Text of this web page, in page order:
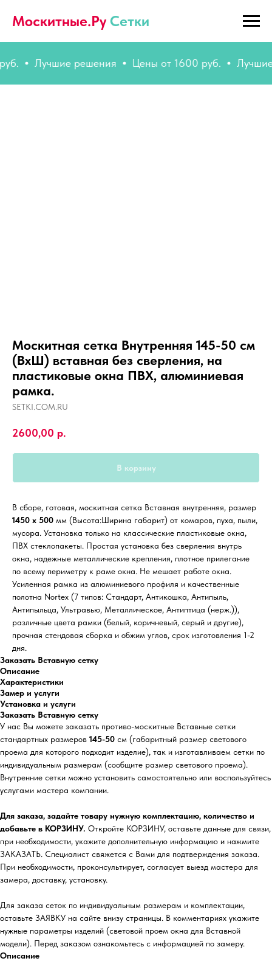
Москитные.Ру Сетки
Лучшие решения Цены от 1600 руб. Лучшие
Москитная сетка Внутренняя 145-50 см
(ВхШ) вставная без сверления, на
пластиковые окна ПВХ, алюминиевая
рамка.
SETKI.COM.RU
2600,00 р.
В корзину
В сборе, готовая, москитная сетка Вставная внутренняя, размер
1450 х 500 мм (Высота:Ширина габарит) от комаров, пуха, пыли,
мусора. Установка только на классические пластиковые окна,
ПВХ стеклопакеты. Простая установка без сверления внутрь
окна, надежные металлические крепления, плотное прилегание
по всему периметру к раме окна. Не мешает работе окна.
Усиленная рамка из алюминиевого профиля и качественные
полотна Nortex (7 типов: Стандарт, Антикошка, Антипыль,
Антипыльца, Ультравью, Металлическое, Антиптица (нерж.)),
различные цвета рамки (белый, коричневый, серый и другие),
прочная стендовая сборка и обжим углов, срок изготовления 1-2
дня.
Заказать Вставную сетку
Описание
Характеристики
Замер и услуги
Установка и услуги
Заказать Вставную сетку
У нас Вы можете заказать противо-москитные Вставные сетки
стандартных размеров 145-50 см (габаритный размер светового
проема для которого подходит изделие), так и изготавливаем сетки по
индивидуальным размерам (сообщите размер светового проема).
Внутренние сетки можно установить самостоятельно или воспользуйтесь
услугами мастера компании.
Для заказа, задайте товару нужную комплектацию, количество и
добавьте в КОРЗИНУ. Откройте КОРЗИНУ, оставьте данные для связи,
при необходимости, укажите дополнительную информацию и нажмите
ЗАКАЗАТЬ. Специалист свяжется с Вами для подтверждения заказа.
При необходимости, проконсультирует, согласует выезд мастера для
замера, доставку, установку.
Для заказа сеток по индивидуальным размерам и комплектации,
оставьте ЗАЯВКУ на сайте внизу страницы. В комментариях укажите
нужные параметры изделий (световой проем окна для Вставной
модели). Перед заказом ознакомьтесь с информацией по замеру.
Описание